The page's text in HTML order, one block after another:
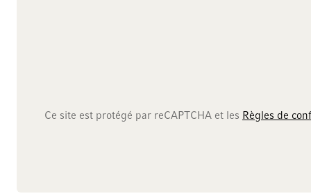
Ce site est protégé par reCAPTCHA et les Règles de